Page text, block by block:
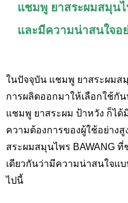
แชมพู ยาสระผมสมุน
และมีความน่าสนใจอ
ในปัจจุบัน แชมพู ยาสระผมส
การผลิตออกมาให้เลือกใช้กั
แชมพู ยาสระผม ป้าหวัง ก็ไ
ความต้องการของผู้ใช้อย่าง
สระผมสมุนไพร BAWANG ที่
เดียวกันว่ามีความน่าสนใจแ
ไปนี้